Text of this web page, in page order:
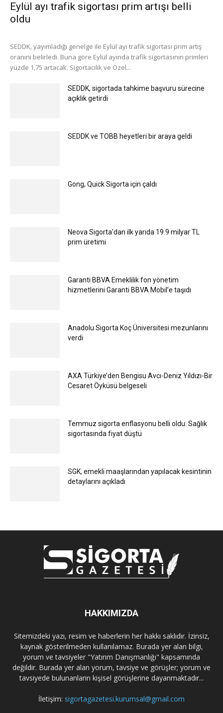
Eylül ayı trafik sigortası prim artışı belli
oldu
SEDDK, yayımladığı genelge ile Eylül ayı trafik sigortası prim artış
oranını belirledi. Buna göre Eylül ayında trafik sigortasının primleri
yüzde 1,75 artacak. Sigortacılık ve Özel...
SEDDK, sigortada tahkime başvuru sürecine
açıklık getirdi
SEDDK ve TOBB heyetleri bir araya geldi
Gong, Quick Sigorta için çaldı
Neova Sigorta’dan ilk yarıda 19.9 milyar TL
prim üretimi
Garanti BBVA Emeklilik fon yönetim
hizmetlerini Garanti BBVA Mobil’e taşıdı
Anadolu Sigorta Koç Üniversitesi mezunlarını
verdi
AXA Türkiye’den Bengisu Avcı-Deniz Yıldızı-Bir
Cesaret Öyküsü belgeseli
Temmuz sigorta enflasyonu belli oldu: Sağlık
sigortasında fiyat düştü
SGK, emekli maaşlarından yapılacak kesintinin
detaylarını açıkladı
HAKKIMIZDA
Sitemizdeki yazı, resim ve haberlerin her hakkı saklıdır. İzinsiz,
kaynak gösterilmeden kullanılamaz. Burada yer alan bilgi,
yorum ve tavsiyeler "Yatırım Danışmanlığı" kapsamında
değildir. Burada yer alan yorum, tavsiye ve görüşler; yorum ve
tavsiyede bulunanların kişisel görüşlerine dayanmaktadır...
İletişim: sigortagazetesi.kurumsal@gmail.com